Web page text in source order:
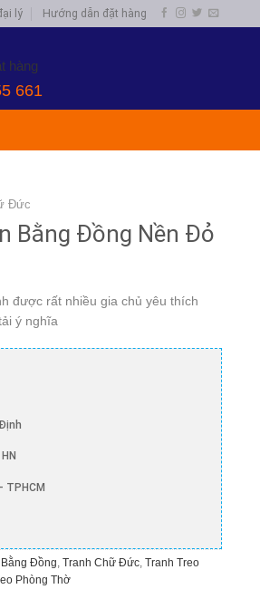
lý Hướng dẫn đặt hàng
hàng
661
Đức
Bằng Đồng Nền Đỏ
được rất nhiều gia chủ yêu thích
ý nghĩa
TPHCM
Đồng, Tranh Chữ Đức, Tranh Treo
Phòng Thờ